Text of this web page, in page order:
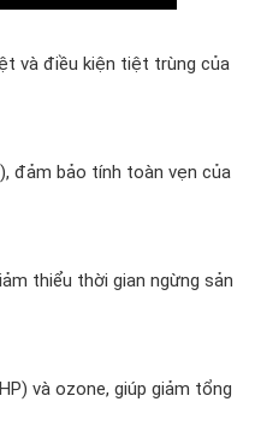
và điều kiện tiệt trùng của
đảm bảo tính toàn vẹn của
thiểu thời gian ngừng sản
và ozone, giúp giảm tổng